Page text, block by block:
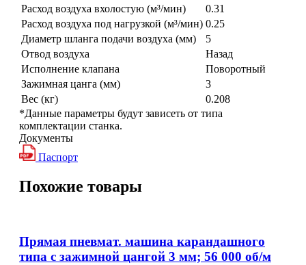
Расход воздуха вхолостую (м³/мин)
0.31
Расход воздуха под нагрузкой (м³/мин) 0.25
Диаметр шланга подачи воздуха (мм)
5
Отвод воздуха
Назад
Исполнение клапана
Поворотный
Зажимная цанга (мм)
3
Вес (кг)
0.208
*Данные параметры будут зависеть от типа
комплектации станка.
Документы
Паспорт
Похожие товары
Прямая пневмат. машина карандашного
типа с зажимной цангой 3 мм; 56 000 об/м